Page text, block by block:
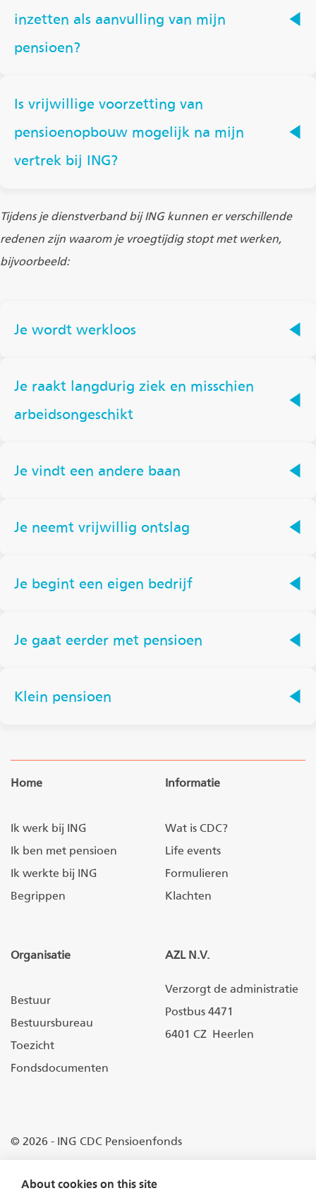
inzetten als aanvulling van mijn
pensioen?
Is vrijwillige voorzetting van
pensioenopbouw mogelijk na mijn
vertrek bij ING?
Tijdens je dienstverband bij ING kunnen er verschillende
redenen zijn waarom je vroegtijdig stopt met werken,
bijvoorbeeld:
Je wordt werkloos
Je raakt langdurig ziek en misschien
arbeidsongeschikt
Je vindt een andere baan
Je neemt vrijwillig ontslag
Je begint een eigen bedrijf
Je gaat eerder met pensioen
Klein pensioen
Home
Ik werk bij ING
Ik ben met pensioen
Ik werkte bij ING
Begrippen
Informatie
Wat is CDC?
Life events
Formulieren
Klachten
Organisatie
Bestuur
Bestuursbureau
Toezicht
Fondsdocumenten
AZL N.V.
Verzorgt de administratie
Postbus 4471
6401 CZ Heerlen
© 2026 - ING CDC Pensioenfonds
About cookies on this site